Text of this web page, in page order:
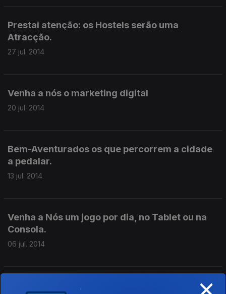
Prestai atenção: os Hostels serão uma
Atracção.
27 jul. 2014
Venha a nós o marketing digital
20 jul. 2014
Bem-Aventurados os que percorrem a cidade
a pedalar.
13 jul. 2014
Venha a Nós um jogo por dia, no Tablet ou na
Consola.
06 jul. 2014
Em Nome das Tecnologias e das Pessoas, por
×